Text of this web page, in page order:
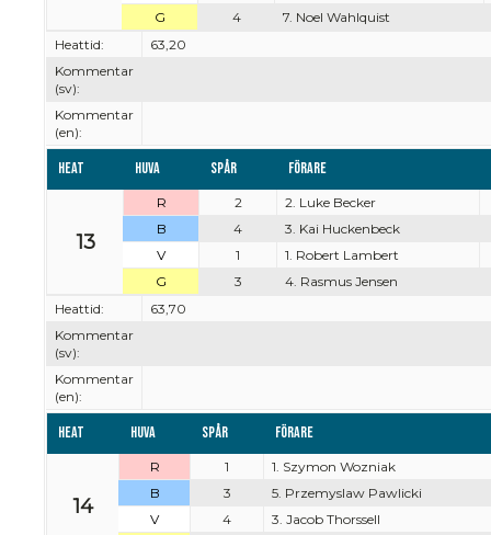
G
4
7. Noel Wahlquist
Heattid:
63,20
Kommentar
(sv):
Kommentar
(en):
Heat Huva Spår Förare
13
R 2
2. Luke Becker
B
4
3. Kai Huckenbeck
V
1
1. Robert Lambert
G
3
4. Rasmus Jensen
Heattid:
63,70
Kommentar
(sv):
Kommentar
(en):
Heat Huva Spår Förare
14
R 1
1. Szymon Wozniak
B
3
5. Przemyslaw Pawlicki
V
4
3. Jacob Thorssell